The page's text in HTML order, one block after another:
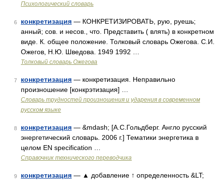
Психологический словарь
6 конкретизация — КОНКРЕТИЗИРОВАТЬ, рую, руешь;
анный; сов. и несов., что. Представить ( влять) в конкретном
виде. К. общее положение. Толковый словарь Ожегова. С.И.
Ожегов, Н.Ю. Шведова. 1949 1992 …
Толковый словарь Ожегова
7 конкретизация — конкретизация. Неправильно
произношение [конкрэтизация] …
Словарь трудностей произношения и ударения в современном
русском языке
8 конкретизация — &mdash; [А.С.Гольдберг. Англо русский
энергетический словарь. 2006 г.] Тематики энергетика в
целом EN specification …
Справочник технического переводчика
9 конкретизация — ▲ добавление ↑ определенность &LT;